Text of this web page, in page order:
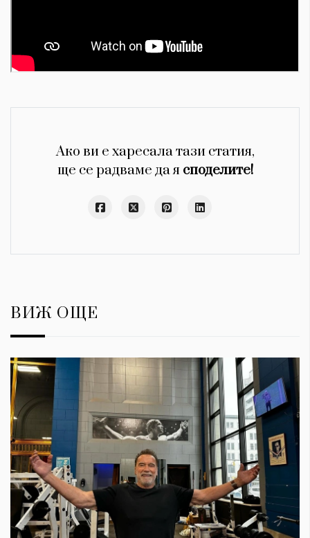
Ако ви е харесала тази статия,
ще се радваме да я споделите!
ВИЖ ОЩЕ